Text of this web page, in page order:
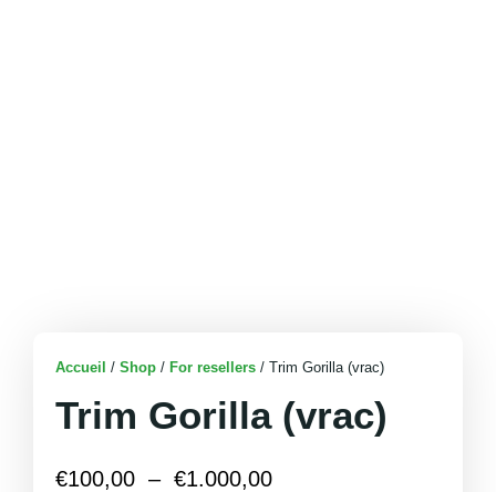
Accueil / Shop / For resellers / Trim Gorilla (vrac)
Trim Gorilla (vrac)
€100,00 – €1.000,00